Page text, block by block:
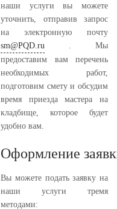
наши услуги вы можете
уточнить, отправив запрос
на электронную почту
sm@PQD.ru . Мы
предоставим вам перечень
необходимых работ,
подготовим смету и обсудим
время приезда мастера на
кладбище, которое будет
удобно вам.
Оформление
Вы можете подать заявку на
наши услуги тремя
методами: